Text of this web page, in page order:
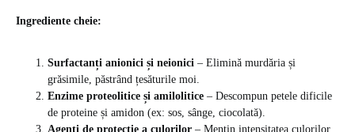
Ingrediente cheie:
Surfactanți anionici și neionici – Elimină murdăria și
grăsimile, păstrând țesăturile moi.
Enzime proteolitice și amilolitice – Descompun petele dificile
de proteine și amidon (ex: sos, sânge, ciocolată).
Agenți de protecție a culorilor – Mențin intensitatea culorilor